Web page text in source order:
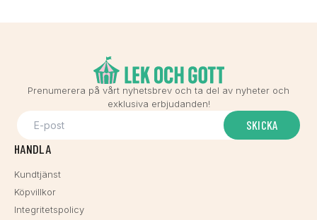
Prenumerera på vårt nyhetsbrev och ta del av nyheter och
exklusiva erbjudanden!
SKICKA
HANDLA
Kundtjänst
Köpvillkor
Integritetspolicy